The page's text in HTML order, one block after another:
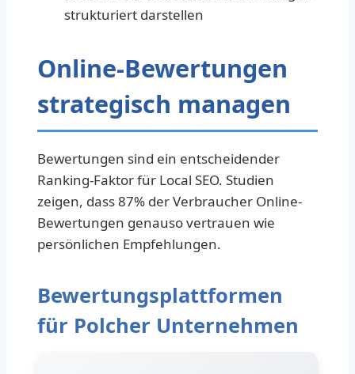
strukturiert darstellen
Online-Bewertungen
strategisch managen
Bewertungen sind ein entscheidender
Ranking-Faktor für Local SEO. Studien
zeigen, dass 87% der Verbraucher Online-
Bewertungen genauso vertrauen wie
persönlichen Empfehlungen.
Bewertungsplattformen
für Polcher Unternehmen